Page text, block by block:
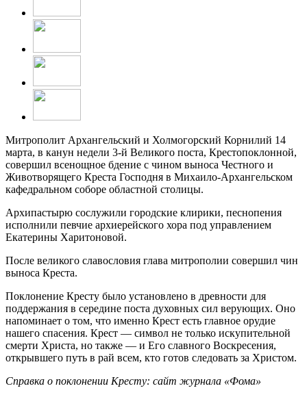
Митрополит Архангельский и Холмогорский Корнилий 14
марта, в канун недели 3-й Великого поста, Крестопоклонной,
совершил всенощное бдение с чином выноса Честного и
Животворящего Креста Господня в Михаило-Архангельском
кафедральном соборе областной столицы.
Архипастырю сослужили городские клирики, песнопения
исполнили певчие архиерейского хора под управлением
Екатерины Харитоновой.
После великого славословия глава митрополии совершил чин
выноса Креста.
Поклонение Кресту было установлено в древности для
поддержания в середине поста духовных сил верующих. Оно
напоминает о том, что именно Крест есть главное орудие
нашего спасения. Крест — символ не только искупительной
смерти Христа, но также — и Его славного Воскресения,
открывшего путь в рай всем, кто готов следовать за Христом.
Справка о поклонении Кресту: сайт журнала «Фома»